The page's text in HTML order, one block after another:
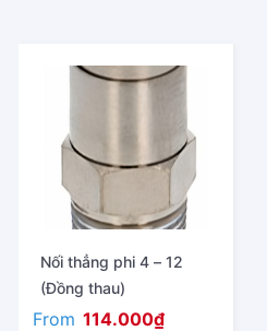
Nối thẳng phi 4 – 12
(Đồng thau)
From 114.000₫